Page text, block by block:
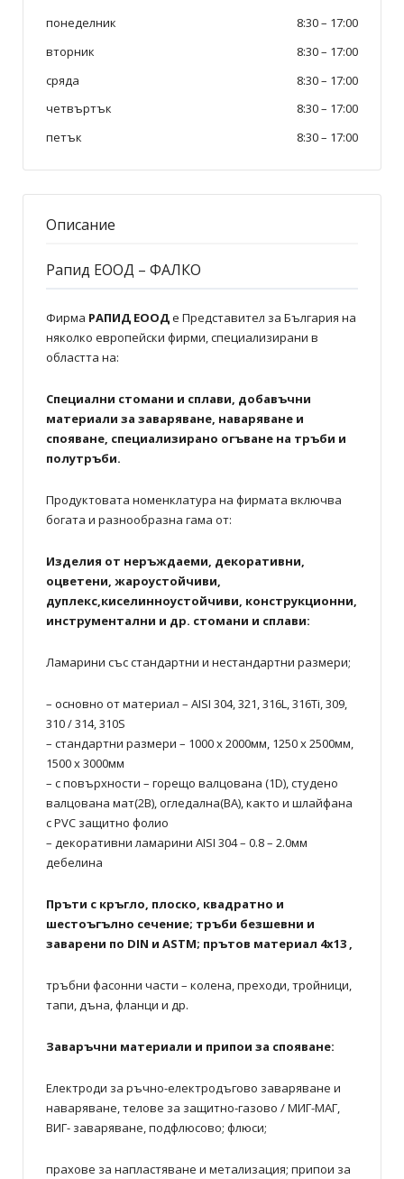
понеделник 8:30– 17:00
вторник
8:30– 17:00
сряда
8:30– 17:00
четвъртък
8:30– 17:00
петък
8:30– 17:00
Описание
Рапид ЕООД – ФАЛКО
Фирма РАПИД ЕООДе Представител за България на
няколко европейски фирми, специализирани в
областта на:
Специални стомани и сплави, добавъчни
материали за заваряване, наваряване и
спояване, специализирано огъване на тръби и
полутръби.
Продуктовата номенклатура на фирмата включва
богата и разнообразна гама от:
Изделия от неръждаеми, декоративни,
оцветени, жароустойчиви,
дуплекс,киселинноустойчиви, конструкционни,
инструментални и др. стомани и сплави:
Ламарини със стандартни и нестандартни размери;
– основно от материал – AISI 304, 321, 316L, 316Ti, 309,
310 / 314, 310S
– стандартни размери – 1000 х 2000мм, 1250 х 2500мм,
1500 х 3000мм
– с повърхности – горещо валцована (1D), студено
валцована мат(2В), огледална(ВА), както и шлайфана
с PVC защитно фолио
– декоративни ламарини AISI 304 – 0.8 – 2.0мм
дебелина
Пръти с кръгло, плоско, квадратно и
шестоъгълно сечение; тръби безшевни и
заварени по DIN и ASTM; прътов материал 4х13 ,
тръбни фасонни части – колена, преходи, тройници,
тапи, дъна, фланци и др.
Заваръчни материали и припои за спояване:
Електроди за ръчно-електродъгово заваряване и
наваряване, телове за защитно-газово / МИГ-МАГ,
ВИГ- заваряване, подфлюсово; флюси;
прахове за напластяване и метализация; припои за